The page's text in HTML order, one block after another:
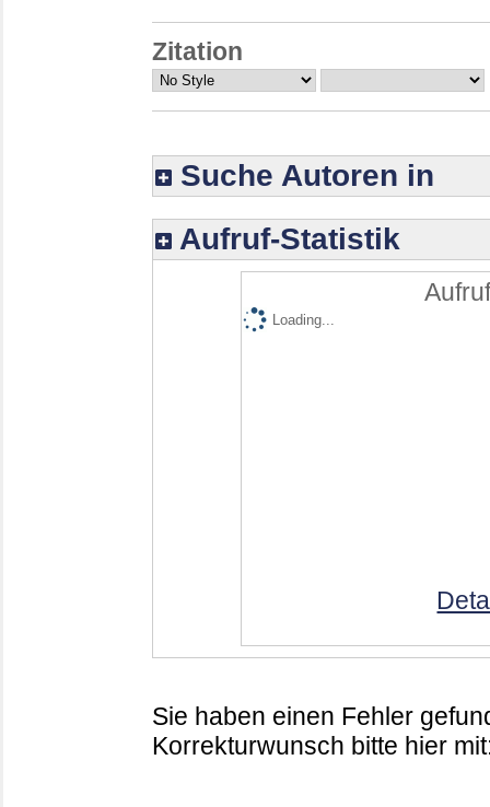
Zitation
Suche Autoren in
Aufruf-Statistik
Loading...
Sie haben einen Fehler
Korrekturwunsch bitte hier